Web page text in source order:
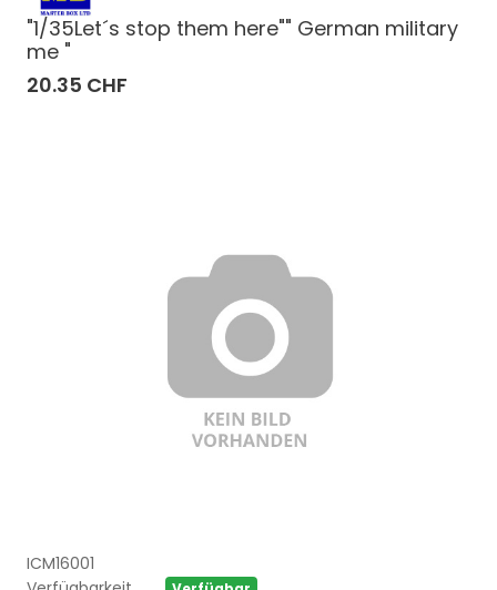
"1/35Let´s stop them here"" German military
me "
20.35 CHF
ICM16001